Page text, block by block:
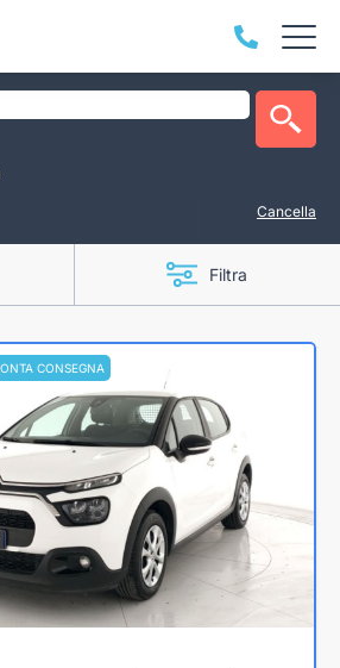
Cancella
Filtra
CONSEGNA